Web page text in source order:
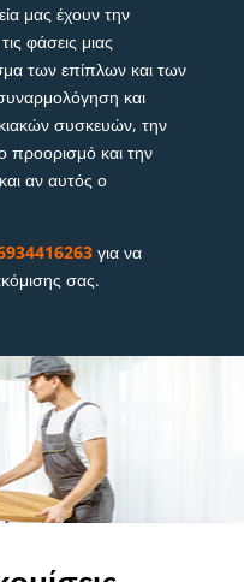
μας έχουν την
φάσεις μιας
των επίπλων και των
και
συσκευών, την
προορισμό και την
αν αυτός ο
για να
σας.